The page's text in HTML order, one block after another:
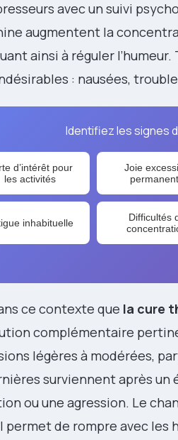
avec un suivi
augmentent la
ainsi à réguler
: nausées,
Identifiez les signes
d’intérêt pour
les activités
Joie
inhabituelle
Difficultés
ce contexte que la cure
complémentaire
légères à modérées,
surviennent après
ou une agression. Le
permet de rompre avec